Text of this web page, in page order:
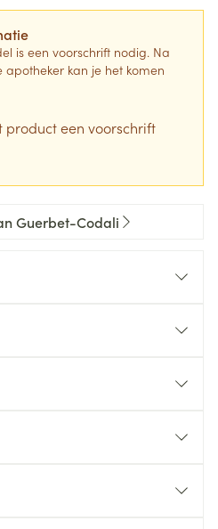
is een voorschrift nodig. Na
kan je het komen
product een voorschrift
Guerbet-Codali